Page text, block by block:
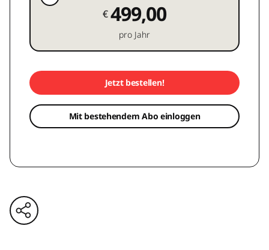
€499,00
pro Jahr
Jetzt bestellen!
Mit bestehendem Abo einloggen